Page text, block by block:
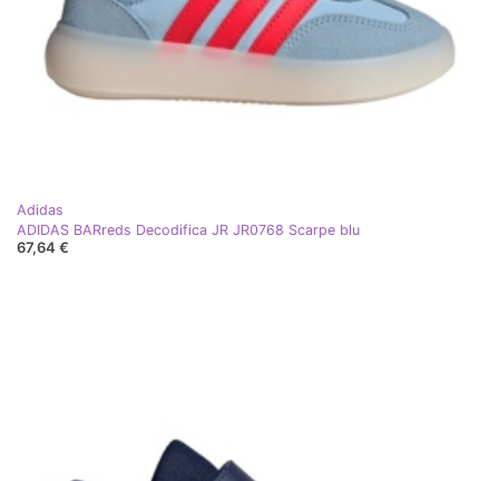
Adidas
ADIDAS BARreds Decodifica JR JR0768 Scarpe blu
67,64 €